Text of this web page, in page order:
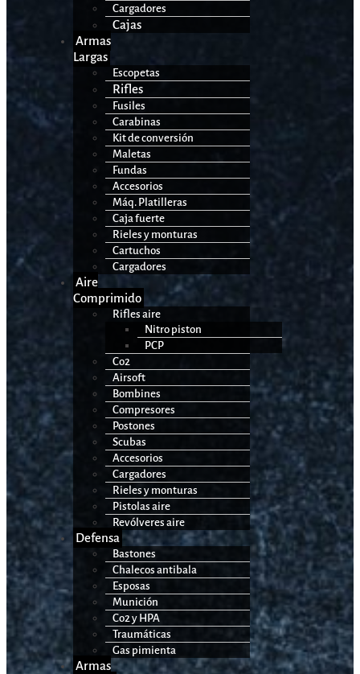
Cargadores
Cajas
Armas
Largas
Escopetas
Rifles
Fusiles
Carabinas
Kit de conversión
Maletas
Fundas
Accesorios
Máq. Platilleras
Caja fuerte
Rieles y monturas
Cartuchos
Cargadores
Aire
Comprimido
Rifles aire
Nitro piston
PCP
Co2
Airsoft
Bombines
Compresores
Postones
Scubas
Accesorios
Cargadores
Rieles y monturas
Pistolas aire
Revólveres aire
Defensa
Bastones
Chalecos antibala
Esposas
Munición
Co2 y HPA
Traumáticas
Gas pimienta
Armas